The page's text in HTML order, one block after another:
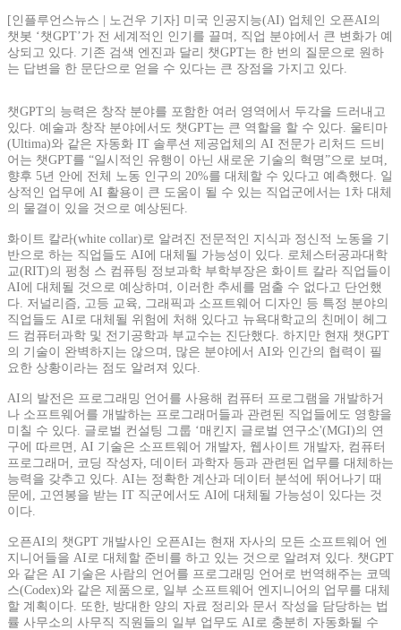
[인플루언스뉴스 | 노건우 기자] 미국 인공지능(AI) 업체인 오픈AI의
챗봇 ‘챗GPT’가 전 세계적인 인기를 끌며, 직업 분야에서 큰 변화가 예
상되고 있다. 기존 검색 엔진과 달리 챗GPT는 한 번의 질문으로 원하
는 답변을 한 문단으로 얻을 수 있다는 큰 장점을 가지고 있다.
챗GPT의 능력은 창작 분야를 포함한 여러 영역에서 두각을 드러내고
있다. 예술과 창작 분야에서도 챗GPT는 큰 역할을 할 수 있다. 울티마
(Ultima)와 같은 자동화 IT 솔루션 제공업체의 AI 전문가 리처드 드비
어는 챗GPT를 “일시적인 유행이 아닌 새로운 기술의 혁명”으로 보며,
향후 5년 안에 전체 노동 인구의 20%를 대체할 수 있다고 예측했다. 일
상적인 업무에 AI 활용이 큰 도움이 될 수 있는 직업군에서는 1차 대체
의 물결이 있을 것으로 예상된다.
화이트 칼라(white collar)로 알려진 전문적인 지식과 정신적 노동을 기
반으로 하는 직업들도 AI에 대체될 가능성이 있다. 로체스터공과대학
교(RIT)의 펑청 스 컴퓨팅 정보과학 부학부장은 화이트 칼라 직업들이
AI에 대체될 것으로 예상하며, 이러한 추세를 멈출 수 없다고 단언했
다. 저널리즘, 고등 교육, 그래픽과 소프트웨어 디자인 등 특정 분야의
직업들도 AI로 대체될 위험에 처해 있다고 뉴욕대학교의 친메이 헤그
드 컴퓨터과학 및 전기공학과 부교수는 진단했다. 하지만 현재 챗GPT
의 기술이 완벽하지는 않으며, 많은 분야에서 AI와 인간의 협력이 필
요한 상황이라는 점도 알려져 있다.
AI의 발전은 프로그래밍 언어를 사용해 컴퓨터 프로그램을 개발하거
나 소프트웨어를 개발하는 프로그래머들과 관련된 직업들에도 영향을
미칠 수 있다. 글로벌 컨설팅 그룹 ‘매킨지 글로벌 연구소'(MGI)의 연
구에 따르면, AI 기술은 소프트웨어 개발자, 웹사이트 개발자, 컴퓨터
프로그래머, 코딩 작성자, 데이터 과학자 등과 관련된 업무를 대체하는
능력을 갖추고 있다. AI는 정확한 계산과 데이터 분석에 뛰어나기 때
문에, 고연봉을 받는 IT 직군에서도 AI에 대체될 가능성이 있다는 것
이다.
오픈AI의 챗GPT 개발사인 오픈AI는 현재 자사의 모든 소프트웨어 엔
지니어들을 AI로 대체할 준비를 하고 있는 것으로 알려져 있다. 챗GPT
와 같은 AI 기술은 사람의 언어를 프로그래밍 언어로 번역해주는 코덱
스(Codex)와 같은 제품으로, 일부 소프트웨어 엔지니어의 업무를 대체
할 계획이다. 또한, 방대한 양의 자료 정리와 문서 작성을 담당하는 법
률 사무소의 사무직 직원들의 일부 업무도 AI로 충분히 자동화될 수